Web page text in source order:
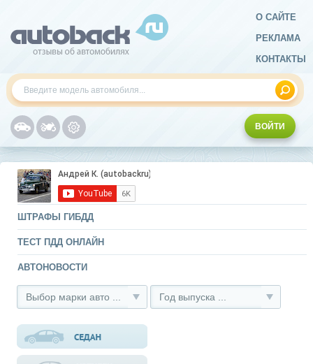
О САЙТЕ
РЕКЛАМА
КОНТАКТЫ
ВОЙТИ
ШТРАФЫ ГИБДД
ТЕСТ ПДД ОНЛАЙН
АВТОНОВОСТИ
Выбор марки авто ... Год выпуска ...